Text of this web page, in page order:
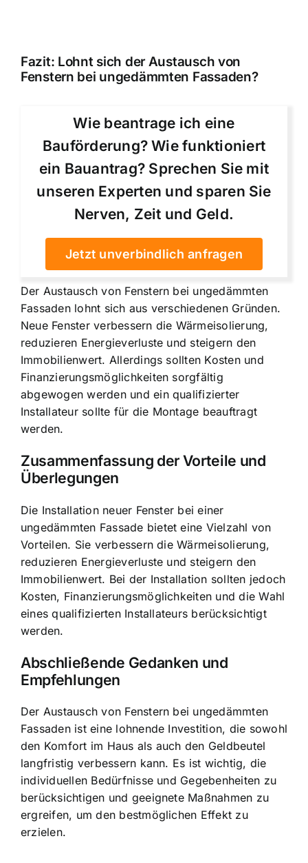
Fazit: Lohnt sich der Austausch von
Fenstern bei ungedämmten Fassaden?
Wie beantrage ich eine
Bauförderung? Wie funktioniert
ein Bauantrag? Sprechen Sie mit
unseren Experten und sparen Sie
Nerven, Zeit und Geld.
Jetzt unverbindlich anfragen
Der Austausch von Fenstern bei ungedämmten
Fassaden lohnt sich aus verschiedenen Gründen.
Neue Fenster verbessern die Wärmeisolierung,
reduzieren Energieverluste und steigern den
Immobilienwert. Allerdings sollten Kosten und
Finanzierungsmöglichkeiten sorgfältig
abgewogen werden und ein qualifizierter
Installateur sollte für die Montage beauftragt
werden.
Zusammenfassung der Vorteile und
Überlegungen
Die Installation neuer Fenster bei einer
ungedämmten Fassade bietet eine Vielzahl von
Vorteilen. Sie verbessern die Wärmeisolierung,
reduzieren Energieverluste und steigern den
Immobilienwert. Bei der Installation sollten jedoch
Kosten, Finanzierungsmöglichkeiten und die Wahl
eines qualifizierten Installateurs berücksichtigt
werden.
Abschließende Gedanken und
Empfehlungen
Der Austausch von Fenstern bei ungedämmten
Fassaden ist eine lohnende Investition, die sowohl
den Komfort im Haus als auch den Geldbeutel
langfristig verbessern kann. Es ist wichtig, die
individuellen Bedürfnisse und Gegebenheiten zu
berücksichtigen und geeignete Maßnahmen zu
ergreifen, um den bestmöglichen Effekt zu
erzielen.